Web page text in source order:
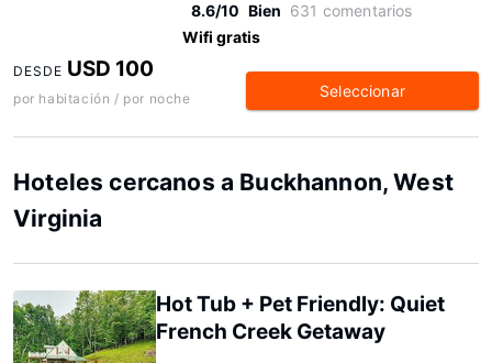
8.6/10 Bien 631 comentarios
Wifi gratis
DESDE USD 100
por habitación / por noche Seleccionar
Hoteles cercanos a Buckhannon, West
Virginia
Hot Tub + Pet Friendly: Quiet
French Creek Getaway